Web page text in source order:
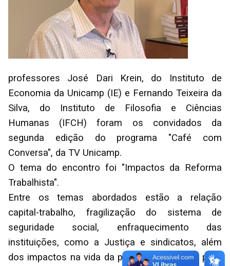
professores José Dari Krein, do Instituto de
Economia da Unicamp (IE) e Fernando Teixeira da
Silva, do Instituto de Filosofia e Ciências
Humanas (IFCH) foram os convidados da
segunda edição do programa "Café com
Conversa", da TV Unicamp.
O tema do encontro foi "Impactos da Reforma
Trabalhista".
Entre os temas abordados estão a relação
capital-trabalho, fragilização do sistema de
seguridade social, enfraquecimento das
instituições, como a Justiça e sindicatos, além
dos impactos na vida da população ativa no país,